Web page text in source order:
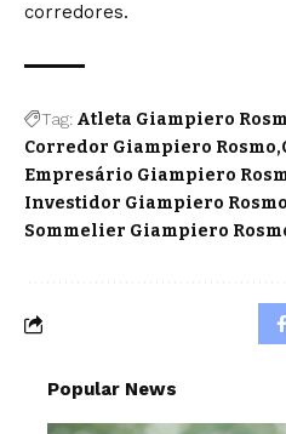
corredores.
Tag: Atleta Giampiero
Corredor Giampiero Rosmo
Empresário Giampiero
Investidor Giampiero Rosmo
Sommelier Giampiero
Popular News